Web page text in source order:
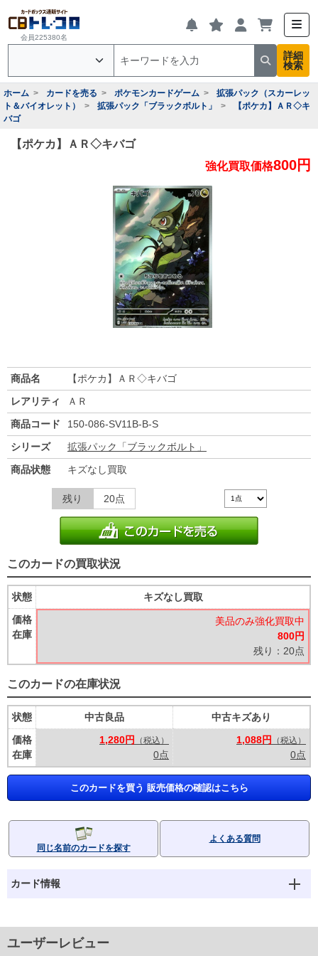
会員225380名
詳細
検索
ホーム カードを売る ポケモンカードゲーム
拡張パック（スカーレッ
ト＆バイオレット）
拡張パック「ブラックボルト」
【ポケカ】ＡＲ◇キ
バゴ
【ポケカ】ＡＲ◇キバゴ
強化買取価格800円
商品名
【ポケカ】ＡＲ◇キバゴ
レアリティ
ＡＲ
商品コード
150-086-SV11B-B-S
シリーズ
拡張パック「ブラックボルト」
商品状態
キズなし買取
残り 20点
このカードの買取状況
状態
価格
在庫
キズなし買取
美品のみ強化買取中
800円
残り：20点
このカードの在庫状況
状態
価格
在庫
中古良品
1,280円
（税込）
0点
中古キズあり
1,088円
（税込）
0点
このカードを買う 販売価格の確認はこちら
同じ名前のカードを探す
よくある質問
カード情報
ユーザーレビュー